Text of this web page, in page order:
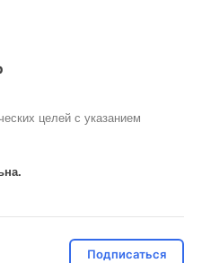
целей с указанием
Подписаться